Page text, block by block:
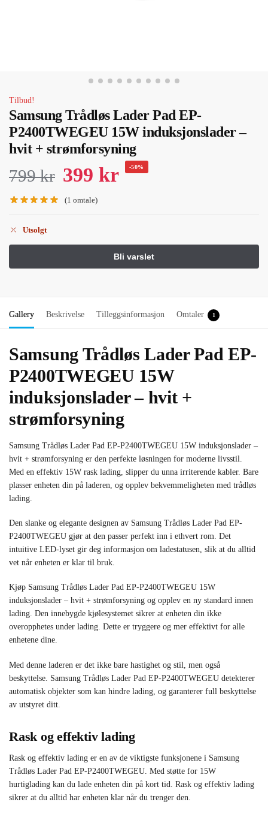
Tilbud!
Samsung Trådløs Lader Pad EP-
P2400TWEGEU 15W induksjonslader –
hvit + strømforsyning
799kr 399 kr -50%
(1 omtale)
Utsolgt
Gallery Beskrivelse Tilleggsinformasjon Omtaler 1
Samsung Trådløs Lader Pad EP-
P2400TWEGEU 15W
induksjonslader – hvit +
strømforsyning
Samsung Trådløs Lader Pad EP-P2400TWEGEU 15W induksjonslader –
hvit + strømforsyning er den perfekte løsningen for moderne livsstil.
Med en effektiv 15W rask lading, slipper du unna irriterende kabler. Bare
plasser enheten din på laderen, og opplev bekvemmeligheten med trådløs
lading.
Den slanke og elegante designen av Samsung Trådløs Lader Pad EP-
P2400TWEGEU gjør at den passer perfekt inn i ethvert rom. Det
intuitive LED-lyset gir deg informasjon om ladestatusen, slik at du alltid
vet når enheten er klar til bruk.
Kjøp Samsung Trådløs Lader Pad EP-P2400TWEGEU 15W
induksjonslader – hvit + strømforsyning og opplev en ny standard innen
lading. Den innebygde kjølesystemet sikrer at enheten din ikke
overopphetes under lading. Dette er tryggere og mer effektivt for alle
enhetene dine.
Med denne laderen er det ikke bare hastighet og stil, men også
beskyttelse. Samsung Trådløs Lader Pad EP-P2400TWEGEU detekterer
automatisk objekter som kan hindre lading, og garanterer full beskyttelse
av utstyret ditt.
Rask og effektiv lading
Rask og effektiv lading er en av de viktigste funksjonene i Samsung
Trådløs Lader Pad EP-P2400TWEGEU. Med støtte for 15W
hurtiglading kan du lade enheten din på kort tid. Rask og effektiv lading
sikrer at du alltid har enheten klar når du trenger den.